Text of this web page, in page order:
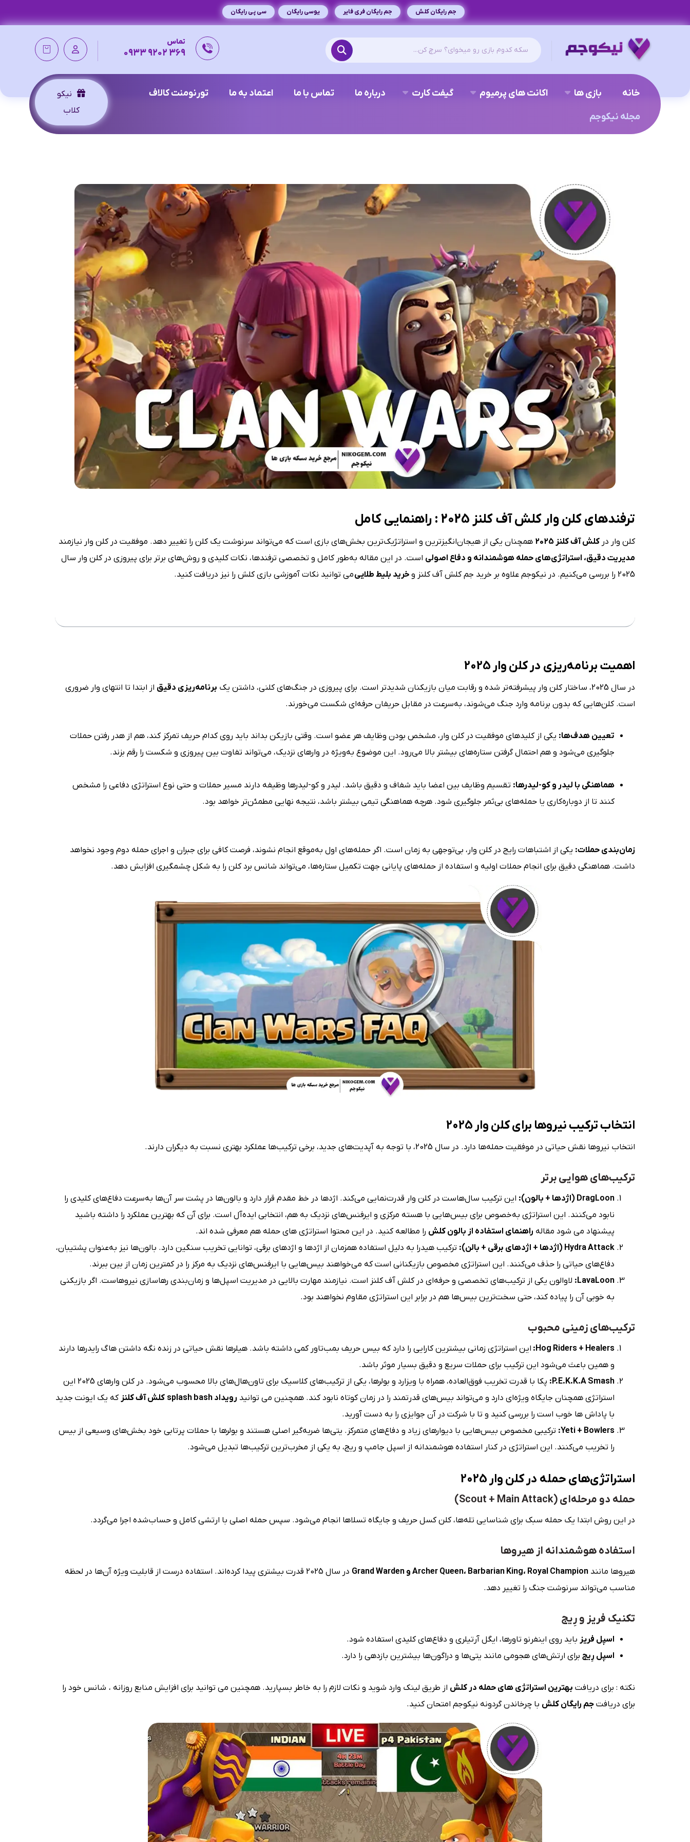
سی پی رایگان یوسی رایگان جم رایگان فری فایر جم رایگان کلش
تماس
369 9202 0933
خانه بازی ها اکانت های پرمیوم گیفت کارت درباره ما تماس با ما اعتماد به ما
تورنومنت کالاف
مجله نیکوجم
نیکو
کلاب
ترفندهای کلن وار کلش آف کلنز 2025 : راهنمایی کامل
کلن وار درکلش آف کلنز 2025
همچنان یکی از هیجان‌انگیزترین و استراتژیک‌ترین بخش‌های بازی است که می‌تواند سرنوشت یک کلن را تغییر دهد. موفقیت در کلن وار نیازمند
مدیریت دقیق، استراتژی‌های حمله هوشمندانه و دفاع اصولی است. در این مقاله به‌طور کامل و تخصصی ترفندها، نکات کلیدی و روش‌های برتر برای پیروزی در کلن وار سال
2025 را بررسی می‌کنیم. در نیکوجم علاوه بر خرید جم کلش آف کلنز و
خرید بلیط طلاییمی توانید نکات آموزشی بازی کلش را نیز دریافت کنید.
اهمیت برنامه‌ریزی در کلن وار 2025
در سال 2025، ساختار کلن وار پیشرفته‌تر شده و رقابت میان بازیکنان شدیدتر است. برای پیروزی در جنگ‌های کلنی، داشتن یک برنامه‌ریزی دقیق از ابتدا تا انتهای وار ضروری
است. کلن‌هایی که بدون برنامه وارد جنگ می‌شوند، به‌سرعت در مقابل حریفان حرفه‌ای شکست می‌خورند.
تعیین هدف‌ها: یکی از کلیدهای موفقیت در کلن وار، مشخص بودن وظایف هر عضو است. وقتی بازیکن بداند باید روی کدام حریف تمرکز کند، هم از هدر رفتن حملات
جلوگیری می‌شود و هم احتمال گرفتن ستاره‌های بیشتر بالا می‌رود. این موضوع به‌ویژه در وارهای نزدیک، می‌تواند تفاوت بین پیروزی و شکست را رقم بزند.
هماهنگی با لیدر و کو-لیدرها: تقسیم وظایف بین اعضا باید شفاف و دقیق باشد. لیدر و کو-لیدرها وظیفه دارند مسیر حملات و حتی نوع استراتژی دفاعی را مشخص
کنند تا از دوباره‌کاری یا حمله‌های بی‌ثمر جلوگیری شود. هرچه هماهنگی تیمی بیشتر باشد، نتیجه نهایی مطمئن‌تر خواهد بود.
زمان‌بندی حملات: یکی از اشتباهات رایج در کلن وار، بی‌توجهی به زمان است. اگر حمله‌های اول به‌موقع انجام نشوند، فرصت کافی برای جبران و اجرای حمله دوم وجود نخواهد
داشت. هماهنگی دقیق برای انجام حملات اولیه و استفاده از حمله‌های پایانی جهت تکمیل ستاره‌ها، می‌تواند شانس برد کلن را به شکل چشمگیری افزایش دهد.
انتخاب ترکیب نیروها برای کلن وار 2025
انتخاب نیروها نقش حیاتی در موفقیت حمله‌ها دارد. در سال 2025، با توجه به آپدیت‌های جدید، برخی ترکیب‌ها عملکرد بهتری نسبت به دیگران دارند.
ترکیب‌های هوایی برتر
DragLoon (اژدها + بالون):
این ترکیب سال‌هاست در کلن وار قدرت‌نمایی می‌کند. اژدها در خط مقدم قرار دارد و بالون‌ها در پشت سر آن‌ها به‌سرعت دفاع‌های کلیدی را
نابود می‌کنند. این استراتژی به‌خصوص برای بیس‌هایی با هسته مرکزی و ایرفنس‌های نزدیک به هم، انتخابی ایده‌آل است. برای آن که بهترین عملکرد را داشته باشید
پیشنهاد می شود مقاله راهنمای استفاده از بالون کلش را مطالعه کنید. در این محتوا استراتژی های حمله هم معرفی شده اند.
Hydra Attack (اژدها + اژدها‌ی برقی + بالن):
ترکیب هیدرا به دلیل استفاده همزمان از اژدها و اژدهای برقی، توانایی تخریب سنگین دارد. بالون‌ها نیز به‌عنوان پشتیبان،
دفاع‌های حیاتی را حذف می‌کنند. این استراتژی مخصوص بازیکنانی است که می‌خواهند بیس‌هایی با ایرفنس‌های نزدیک به مرکز را در کمترین زمان از بین ببرند.
LavaLoon: لاوالون یکی از ترکیب‌های تخصصی و حرفه‌ای در کلش آف کلنز است. نیازمند مهارت بالایی در مدیریت اسپل‌ها و زمان‌بندی رهاسازی نیروهاست. اگر بازیکنی
به خوبی آن را پیاده کند، حتی سخت‌ترین بیس‌ها هم در برابر این استراتژی مقاوم نخواهند بود.
ترکیب‌های زمینی محبوب
Hog Riders + Healers: این استراتژی زمانی بیشترین کارایی را دارد که بیس حریف بمب‌تاور کمی داشته باشد. هیلرها نقش حیاتی در زنده نگه داشتن هاگ رایدرها دارند
و همین باعث می‌شود این ترکیب برای حملات سریع و دقیق بسیار موثر باشد.
P.E.K.K.A Smash:
پکا با قدرت تخریب فوق‌العاده، همراه با ویزارد و بولرها، یکی از ترکیب‌های کلاسیک برای تاون‌هال‌های بالا محسوب می‌شود. در کلن وارهای 2025 این
استراتژی همچنان جایگاه ویژه‌ای دارد و می‌تواند بیس‌های قدرتمند را در زمان کوتاه نابود کند. همچنین می توانید رویداد splash bash کلش آف کلنز
که یک ایونت جدید
با پاداش ها خوب است را بررسی کنید و تا با شرکت در آن جوایزی را به دست آورید.
Yeti + Bowlers: ترکیبی مخصوص بیس‌هایی با دیوارهای زیاد و دفاع‌های متمرکز. یتی‌ها ضربه‌گیر اصلی هستند و بولرها با حملات پرتابی خود بخش‌های وسیعی از بیس
را تخریب می‌کنند. این استراتژی در کنار استفاده هوشمندانه از اسپل جامپ و ریج، به یکی از مخرب‌ترین ترکیب‌ها تبدیل می‌شود.
استراتژی‌های حمله در کلن وار 2025
حمله دو مرحله‌ای (Scout + Main Attack)
در این روش ابتدا یک حمله سبک برای شناسایی تله‌ها، کلن کسل حریف و جایگاه تسلاها انجام می‌شود. سپس حمله اصلی با ارتشی کامل و حساب‌شده اجرا می‌گردد.
استفاده هوشمندانه از هیروها
هیروها مانندArcher Queen، Barbarian King، Royal Champion و Grand Warden
در سال 2025 قدرت بیشتری پیدا کرده‌اند. استفاده درست از قابلیت ویژه آن‌ها در لحظه
مناسب می‌تواند سرنوشت جنگ را تغییر دهد.
تکنیک فریز و رِیج
اسپل فریز باید روی اینفرنو تاورها، ایگل آرتیلری و دفاع‌های کلیدی استفاده شود.
اسپل رِیج برای ارتش‌های هجومی مانند یتی‌ها و دراگون‌ها بیشترین بازدهی را دارد.
نکته : برای دریافت بهترین استراتژی های حمله در کلش از طریق لینک وارد شوید و نکات لازم را به خاطر بسپارید. همچنین می توانید برای افزایش منابع روزانه ، شانس خود را
برای دریافتجم رایگان کلش با چرخاندن گردونه نیکوجم امتحان کنید.